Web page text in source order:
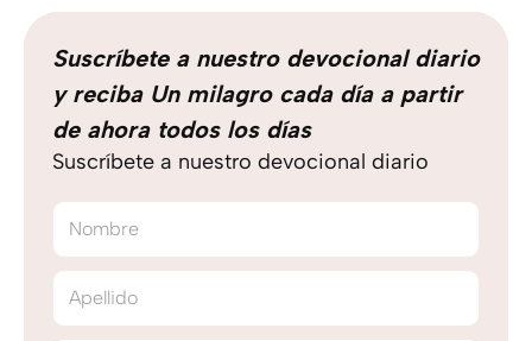
Suscríbete a nuestro devocional diario
y reciba Un milagro cada día a partir
de ahora todos los días
Suscríbete a nuestro devocional diario
Nombre
Apellido